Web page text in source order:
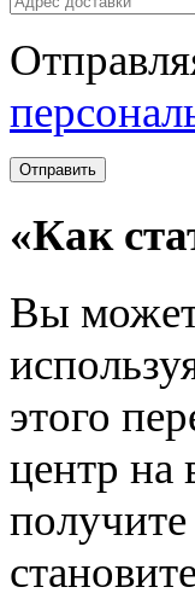
«Как
Вы
этого
центр на